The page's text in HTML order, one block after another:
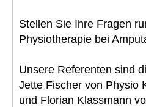
Stellen Sie Ihre Fragen
Physiotherapie bei
Unsere Referenten sind
Jette Fischer von Physio
und Florian Klassmann